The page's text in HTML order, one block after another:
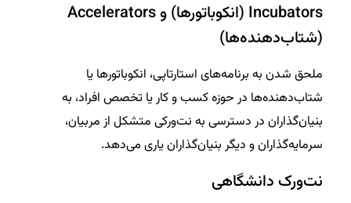
Incubators (انکوباتورها) و Accelerators
(شتاب‌دهنده‌ها)
ملحق شدن به برنامه‌های استارتاپی، انکوباتورها یا
شتاب‌دهنده‌ها در حوزه کسب و کار یا تخصص افراد، به
بنیان‌گذاران در دسترسی به نت‌ورکی متشکل از مربیان،
سرمایه‌گذاران و دیگر بنیان‌گذاران یاری می‌دهد.
نت‌ورک دانشگاهی